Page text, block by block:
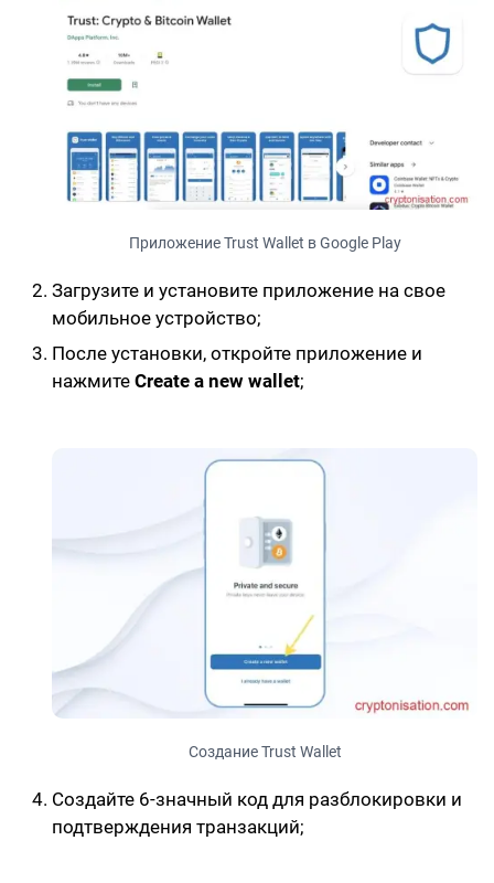
Приложение Trust Wallet в Google Play
Загрузите и установите приложение на свое
мобильное устройство;
После установки, откройте приложение и
нажмите Create a new wallet;
Создание Trust Wallet
Создайте 6-значный код для разблокировки и
подтверждения транзакций;